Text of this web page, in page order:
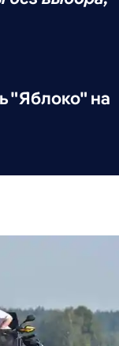
"Яблоко" на